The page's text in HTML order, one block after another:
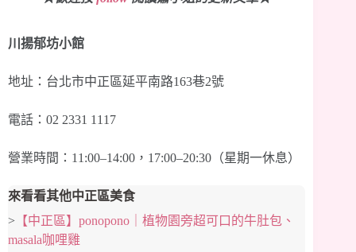
川揚郁坊小館
地址：台北市中正區延平南路163巷2號
電話：02 2331 1117
營業時間：11:00–14:00，17:00–20:30（星期一休息）
來看看其他中正區美食
> 【中正區】ponopono｜植物園旁超可口的牛肚包、
masala咖哩雞